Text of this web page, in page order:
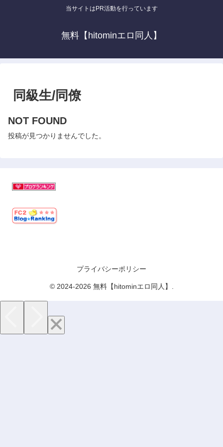
当サイトはPR活動を行っています
無料【hitominエロ同人】
同級生/同僚
NOT FOUND
投稿が見つかりませんでした。
プライバシーポリシー
© 2024-2026 無料【hitominエロ同人】.